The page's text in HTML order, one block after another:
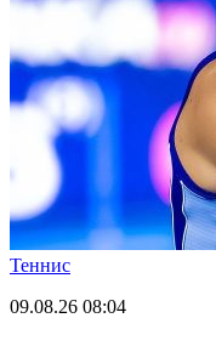
Теннис
09.08.26 08:04